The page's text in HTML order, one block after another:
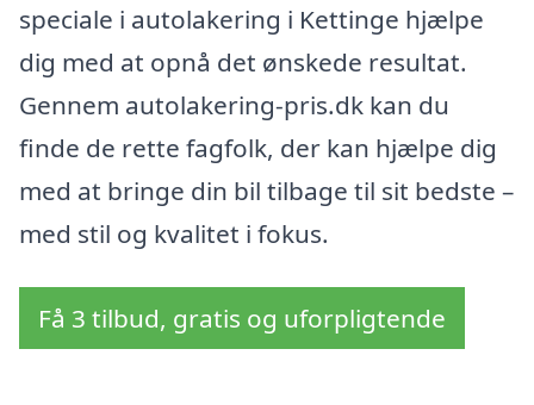
speciale i autolakering i Kettinge hjælpe
dig med at opnå det ønskede resultat.
Gennem autolakering-pris.dk kan du
finde de rette fagfolk, der kan hjælpe dig
med at bringe din bil tilbage til sit bedste –
med stil og kvalitet i fokus.
Få 3 tilbud, gratis og uforpligtende